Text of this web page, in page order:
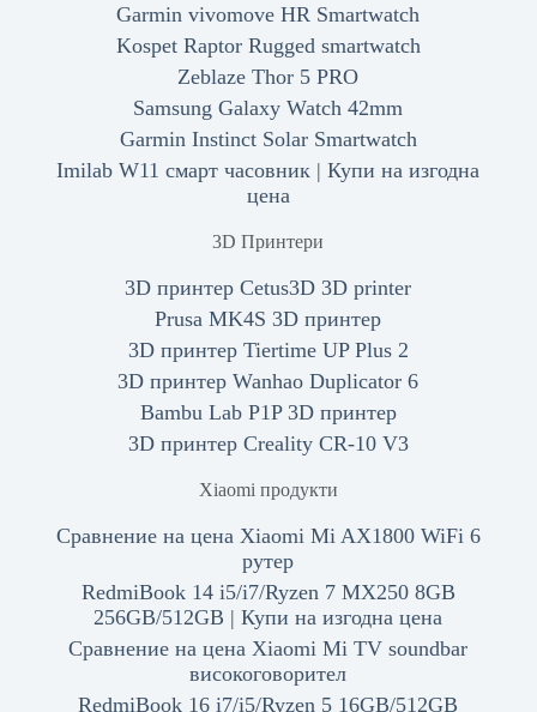
Garmin vivomove HR Smartwatch
Kospet Raptor Rugged smartwatch
Zeblaze Thor 5 PRO
Samsung Galaxy Watch 42mm
Garmin Instinct Solar Smartwatch
Imilab W11 смарт часовник | Купи на изгодна
цена
3D Принтери
3D принтер Cetus3D 3D printer
Prusa MK4S 3D принтер
3D принтер Tiertime UP Plus 2
3D принтер Wanhao Duplicator 6
Bambu Lab P1P 3D принтер
3D принтер Creality CR-10 V3
Xiaomi продукти
Сравнение на цена Xiaomi Mi AX1800 WiFi 6
рутер
RedmiBook 14 i5/i7/Ryzen 7 MX250 8GB
256GB/512GB | Купи на изгодна цена
Сравнение на цена Xiaomi Mi TV soundbar
високоговорител
RedmiBook 16 i7/i5/Ryzen 5 16GB/512GB